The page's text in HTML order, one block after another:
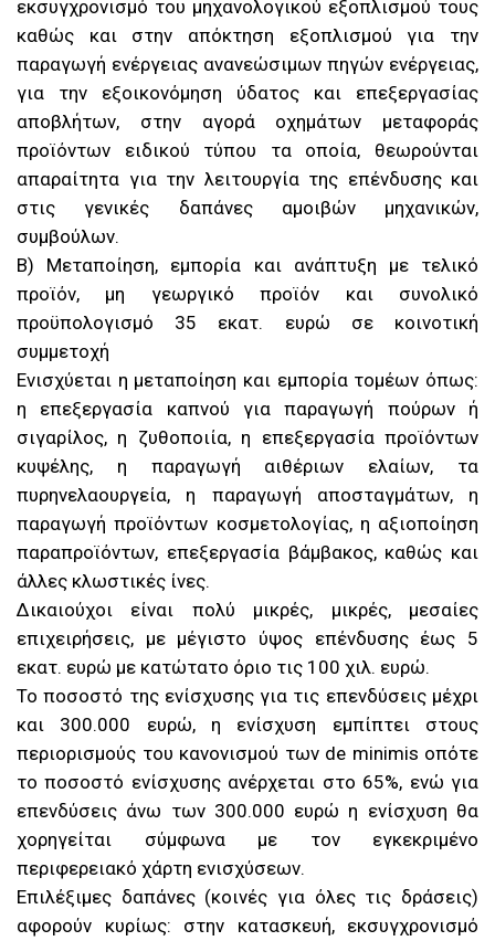
εκσυγχρονισμό του μηχανολογικού εξοπλισμού τους
καθώς και στην απόκτηση εξοπλισμού για την
παραγωγή ενέργειας ανανεώσιμων πηγών ενέργειας,
για την εξοικονόμηση ύδατος και επεξεργασίας
αποβλήτων, στην αγορά οχημάτων μεταφοράς
προϊόντων ειδικού τύπου τα οποία, θεωρούνται
απαραίτητα για την λειτουργία της επένδυσης και
στις γενικές δαπάνες αμοιβών μηχανικών,
συμβούλων.
Β) Μεταποίηση, εμπορία και ανάπτυξη με τελικό
προϊόν, μη γεωργικό προϊόν και συνολικό
προϋπολογισμό 35 εκατ. ευρώ σε κοινοτική
συμμετοχή
Ενισχύεται η μεταποίηση και εμπορία τομέων όπως:
η επεξεργασία καπνού για παραγωγή πούρων ή
σιγαρίλος, η ζυθοποιία, η επεξεργασία προϊόντων
κυψέλης, η παραγωγή αιθέριων ελαίων, τα
πυρηνελαουργεία, η παραγωγή αποσταγμάτων, η
παραγωγή προϊόντων κοσμετολογίας, η αξιοποίηση
παραπροϊόντων, επεξεργασία βάμβακος, καθώς και
άλλες κλωστικές ίνες.
Δικαιούχοι είναι πολύ μικρές, μικρές, μεσαίες
επιχειρήσεις, με μέγιστο ύψος επένδυσης έως 5
εκατ. ευρώ με κατώτατο όριο τις 100 χιλ. ευρώ.
Το ποσοστό της ενίσχυσης για τις επενδύσεις μέχρι
και 300.000 ευρώ, η ενίσχυση εμπίπτει στους
περιορισμούς του κανονισμού των de minimis οπότε
το ποσοστό ενίσχυσης ανέρχεται στο 65%, ενώ για
επενδύσεις άνω των 300.000 ευρώ η ενίσχυση θα
χορηγείται σύμφωνα με τον εγκεκριμένο
περιφερειακό χάρτη ενισχύσεων.
Επιλέξιμες δαπάνες (κοινές για όλες τις δράσεις)
αφορούν κυρίως: στην κατασκευή, εκσυγχρονισμό